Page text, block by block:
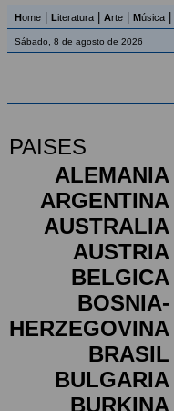
Home Literatura Arte Música
Sábado, 8 de agosto de 2026
PAISES
ALEMANIA
ARGENTINA
AUSTRALIA
AUSTRIA
BELGICA
BOSNIA-
HERZEGOVINA
BRASIL
BULGARIA
BURKINA